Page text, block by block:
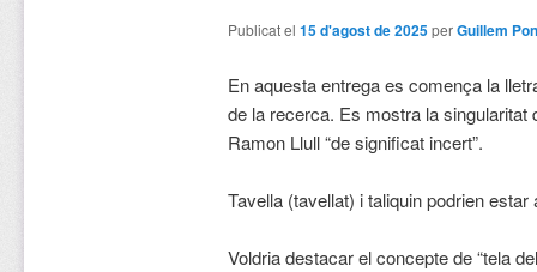
Publicat el 15 d'agost de 2025perGuillem
En aquesta entrega es comença la
de la recerca. Es mostra la singularitat
Ramon Llull “de significat incert”.
Tavella (tavellat) i taliquin podrien
Voldria destacar el concepte de “tela